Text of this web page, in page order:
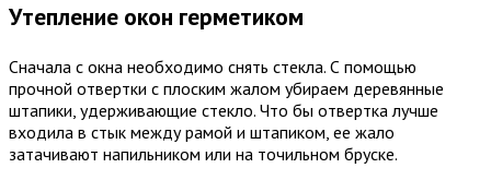
Утепление окон герметиком
Сначала с окна необходимо снять стекла. С помощью
прочной отвертки с плоским жалом убираем деревянные
штапики, удерживающие стекло. Что бы отвертка лучше
входила в стык между рамой и штапиком, ее жало
затачивают напильником или на точильном бруске.